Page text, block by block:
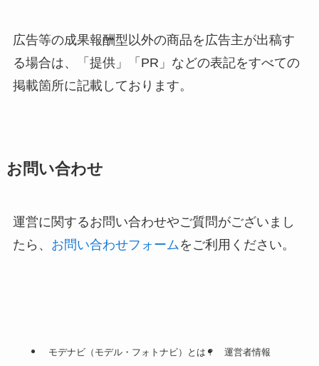
広告等の成果報酬型以外の商品を広告主が出稿す
る場合は、「提供」「PR」などの表記をすべての
掲載箇所に記載しております。
お問い合わせ
運営に関するお問い合わせやご質問がございまし
たら、 お問い合わせフォームをご利用ください。
モデナビ（モデル・フォトナビ）とは？ 運営者情報